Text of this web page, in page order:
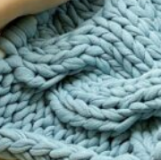
zaawansowanych
szyjesz na maszynie,
techniką makramy –
doskonale. Ponadto,
że torebka wygląda
klientów.